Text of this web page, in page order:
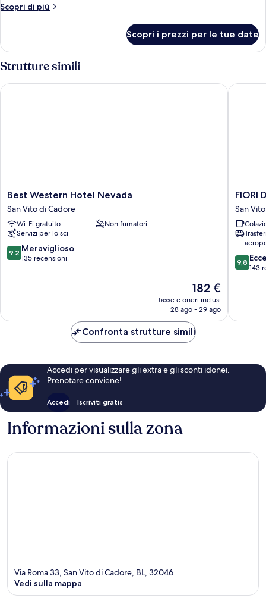
Scopri di più
Altri
Comfort
Scopri i prezzi per le tue date
Strutture simili
Best
Western
Hotel
Nevada
San
Vito
di
Best Western Hotel Nevada
San Vito di Cadore
Wi-Fi gratuito
Non fumatori
Servizi per lo sci
9.2
su
9,2 Meraviglioso
135 recensioni
Il
prezzo
attuale
182 €
182 €
tasse e oneri inclusi
28 ago - 29 ago
Best Western Hotel Nevada
FIORI
Hotel
San
Vito
di
Cadore
FIORI
San
9.8
su
9,8
143
FIORI
Confronta strutture simili
Accedi per visualizzare gli extra e gli sconti idonei.
Prenotare conviene!
Accedi Iscriviti gratis
Informazioni sulla zona
Via Roma 33, San Vito di Cadore, BL, 32046
Vedi sulla mappa